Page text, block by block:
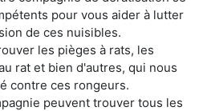
pour vous aider à lutter
de ces nuisibles.
les pièges à rats, les
rat et bien d'autres, qui nous
contre ces rongeurs.
peuvent trouver tous les